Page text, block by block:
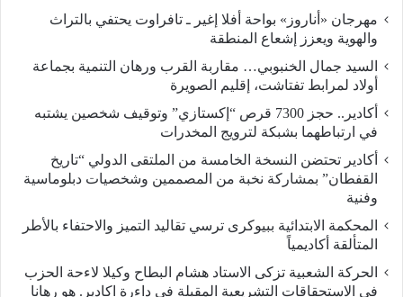
مهرجان «أناروز» بواحة أفلا إغير ـ تافراوت يحتفي بالتراث
والهوية ويعزز إشعاع المنطقة
السيد جمال الخنبوبي… مقاربة القرب ورهان التنمية بجماعة
أولاد لمرابط تفتاشت، إقليم الصويرة
أكادير.. حجز 7300 قرص “إكستازي” وتوقيف شخصين يشتبه
في ارتباطهما بشبكة لترويج المخدرات
أكادير تحتضن النسخة الخامسة من الملتقى الدولي “تاريخ
القفطان” بمشاركة نخبة من المصممين وشخصيات دبلوماسية
وفنية
المحكمة الابتدائية ببيوكرى ترسي تقاليد التميز والاحتفاء بالأطر
المتألقة أكاديمياً
الحركة الشعبية تزكى الاستاد هشام البطاح وكيلا لاءحة الحزب
فى الاستحقاقات التشريعية المقبلة في داءرة اكادير. هو رهانا